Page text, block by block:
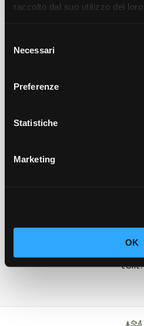
raccolto dal suo utilizzo dei
delNecessari
Preferenze
Statistiche
Marketing
OK
Vor deiner Ankunft wird
– für ein Gefühl von
Von Donnerstag bis
Vorspeise, ein
zubereitet mit 100 %
von den Jahreszeiten,
Hier erlebst du eine
zwischen Kräutern und
Ruhe eines Ortes, der
teilt.